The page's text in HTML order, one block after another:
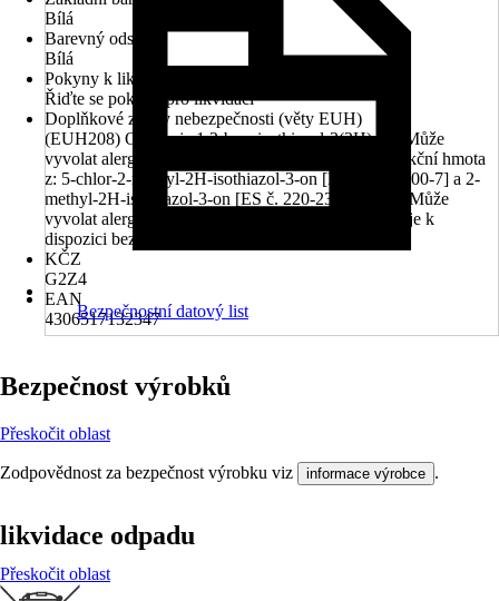
Bílá
Barevný odstín
Bílá
Pokyny k likvidaci
Řiďte se pokyny pro likvidaci
Doplňkové znaky nebezpečnosti (věty EUH)
(EUH208) Obsahuje 1,2-benzisothiazol-3(2H)-on. Může
vyvolat alergickou reakci., (EUH208) Obsahuje reakční hmota
z: 5-chlor-2-methyl-2H-isothiazol-3-on [ES č. 247-500-7] a 2-
methyl-2H-isothiazol-3-on [ES č. 220-239-6] (3:1). Může
vyvolat alergickou reakci., (EUH210) Na vyžádání je k
dispozici bezpečnostní list.
KČZ
G2Z4
EAN
4306517132347
Bezpečnostní datový list
Bezpečnost výrobků
Přeskočit oblast
Zodpovědnost za bezpečnost výrobku viz informace výrobce .
likvidace odpadu
Přeskočit oblast